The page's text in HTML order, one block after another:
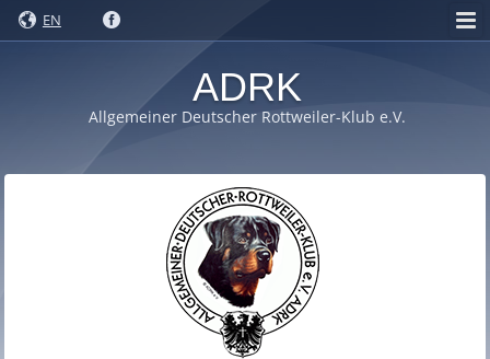
EN
ADRK
Allgemeiner Deutscher Rottweiler-Klub e.V.